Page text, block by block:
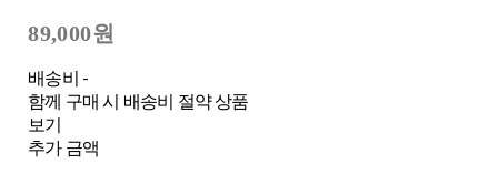
89,000원
배송비 -
함께 구매 시 배송비 절약 상품
보기
추가 금액